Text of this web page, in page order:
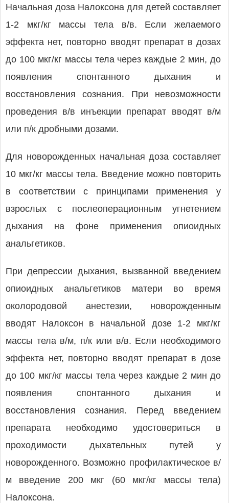
Начальная доза Налоксона для детей составляет
1-2 мкг/кг массы тела в/в. Если желаемого
эффекта нет, повторно вводят препарат в дозах
до 100 мкг/кг массы тела через каждые 2 мин, до
появления спонтанного дыхания и
восстановления сознания. При невозможности
проведения в/в инъекции препарат вводят в/м
или п/к дробными дозами.
Для новорожденных начальная доза составляет
10 мкг/кг массы тела. Введение можно повторить
в соответствии с принципами применения у
взрослых с послеоперационным угнетением
дыхания на фоне применения опиоидных
анальгетиков.
При депрессии дыхания, вызванной введением
опиоидных анальгетиков матери во время
околородовой анестезии, новорожденным
вводят Налоксон в начальной дозе 1-2 мкг/кг
массы тела в/м, п/к или в/в. Если необходимого
эффекта нет, повторно вводят препарат в дозе
до 100 мкг/кг массы тела через каждые 2 мин до
появления спонтанного дыхания и
восстановления сознания. Перед введением
препарата необходимо удостовериться в
проходимости дыхательных путей у
новорожденного. Возможно профилактическое в/
м введение 200 мкг (60 мкг/кг массы тела)
Налоксона.